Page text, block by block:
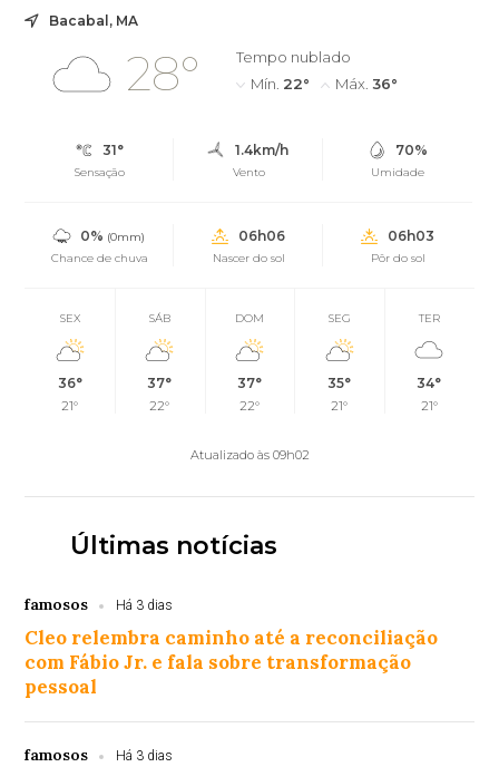
Bacabal, MA
28°
Tempo nublado
Mín. 22° Máx. 36°
31°
Sensação
1.4km/h
Vento
70%
Umidade
0% (0mm)
Chance de chuva
06h06
Nascer do sol
06h03
Pôr do sol
SEX
36°
21°
SÁB
37°
22°
DOM
37°
22°
SEG
35°
21°
TER
34°
21°
Atualizado às 09h02
Últimas notícias
famosos Há 3 dias
Cleo relembra caminho até a reconciliação
com Fábio Jr. e fala sobre transformação
pessoal
famosos Há 3 dias